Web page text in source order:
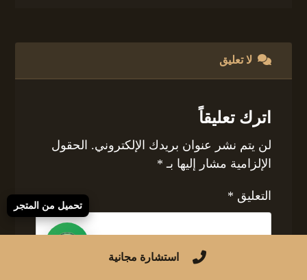
لا تعليق
اترك تعليقاً
لن يتم نشر عنوان بريدك الإلكتروني. الحقول
الإلزامية مشار إليها بـ *
التعليق *
استشارة مجانية
تحميل من المتجر